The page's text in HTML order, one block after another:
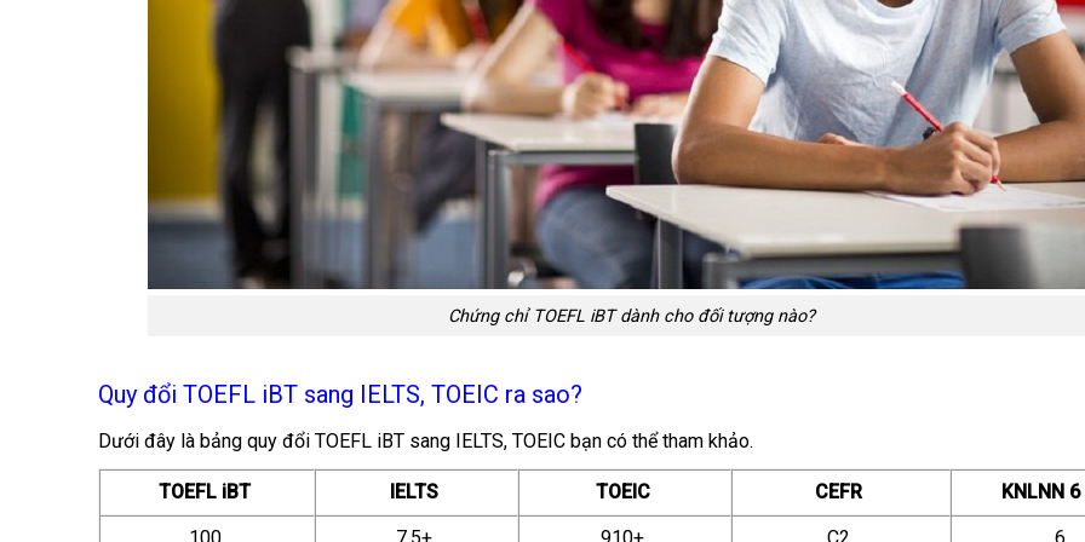
Chứng chỉ TOEFL iBT dành cho đối tượng nào?
Quy đổi TOEFL iBT sang IELTS, TOEIC ra sao?
Dưới đây là bảng quy đổi TOEFL iBT sang IELTS, TOEIC bạn có thể tham khảo.
TOEFL iBT IELTS TOEIC CEFR
KNLNN